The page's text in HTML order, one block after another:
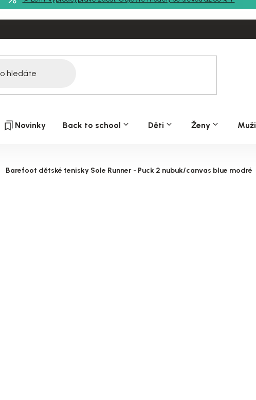
Novinky Back to school Děti Ženy Muži
Barefoot dětské tenisky Sole Runner - Puck 2 nubuk/canvas blue modré